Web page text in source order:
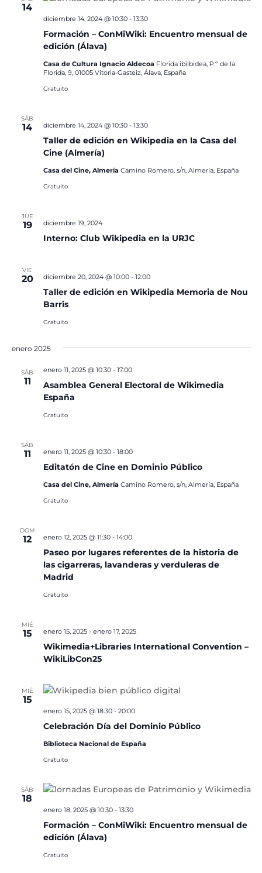
14
Formación – ConMiWiki: Encuentro mensual de
edición (Álava)
diciembre 14, 2024 @ 10:30- 13:30
Casa de Cultura Ignacio Aldecoa Florida ibilbidea, P.º de la
Florida, 9, 01005 Vitoria-Gasteiz, Álava, España
Gratuito
SÁB
14
Taller de edición en Wikipedia en la Casa del
Cine (Almería)
diciembre 14, 2024 @ 10:30- 13:30
Casa del Cine, Almería Camino Romero, s/n, Almería, España
Gratuito
JUE
19
Interno: Club Wikipedia en la URJC
diciembre 19, 2024
VIE
20
Taller de edición en Wikipedia Memoria de Nou
Barris
diciembre 20, 2024 @ 10:00- 12:00
Gratuito
enero 2025
SÁB
11
Asamblea General Electoral de Wikimedia
España
enero 11, 2025 @ 10:30- 17:00
Gratuito
SÁB
11
Editatón de Cine en Dominio Público
enero 11, 2025 @ 10:30- 18:00
Casa del Cine, Almería Camino Romero, s/n, Almería, España
Gratuito
DOM
12
Paseo por lugares referentes de la historia de
las cigarreras, lavanderas y verduleras de
Madrid
enero 12, 2025 @ 11:30- 14:00
Gratuito
MIÉ
15
Wikimedia+Libraries International Convention –
WikiLibCon25
enero 15, 2025- enero 17, 2025
MIÉ
15
Celebración Día del Dominio Público
enero 15, 2025 @ 18:30- 20:00
Biblioteca Nacional de España
Gratuito
SÁB
18
Formación – ConMiWiki: Encuentro mensual de
edición (Álava)
enero 18, 2025 @ 10:30- 13:30
Gratuito